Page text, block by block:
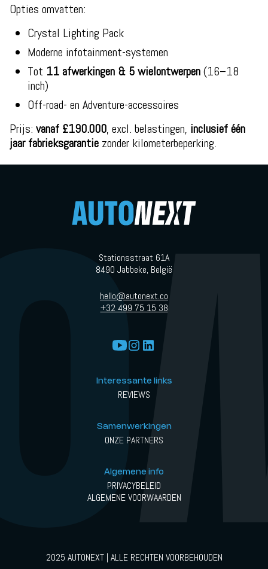
Opties omvatten:
Crystal Lighting Pack
Moderne infotainment-systemen
Tot 11 afwerkingen & 5 wielontwerpen(16–18
inch)
Off-road- en Adventure-accessoires
Prijs: vanaf £190.000, excl. belastingen, inclusief één
jaar fabrieksgarantie zonder kilometerbeperking.
Stationsstraat 61A
8490 Jabbeke, België
hello@autonext.co
+32 499 75 15 38
Interessante links
REVIEWS
Samenwerkingen
ONZE PARTNERS
Algemene info
PRIVACYBELEID
ALGEMENE VOORWAARDEN
2025 AUTONEXT | ALLE RECHTEN VOORBEHOUDEN